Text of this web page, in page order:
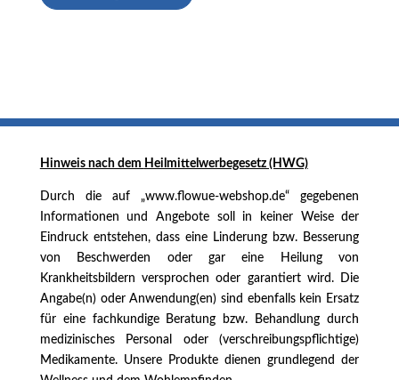
Hinweis nach dem Heilmittelwerbegesetz (HWG)
Durch die auf „www.flowue-webshop.de“ gegebenen
Informationen und Angebote soll in keiner Weise der
Eindruck entstehen, dass eine Linderung bzw. Besserung
von Beschwerden oder gar eine Heilung von
Krankheitsbildern versprochen oder garantiert wird. Die
Angabe(n) oder Anwendung(en) sind ebenfalls kein Ersatz
für eine fachkundige Beratung bzw. Behandlung durch
medizinisches Personal oder (verschreibungspflichtige)
Medikamente. Unsere Produkte dienen grundlegend der